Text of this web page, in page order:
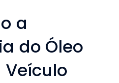
a
do Óleo
Veículo